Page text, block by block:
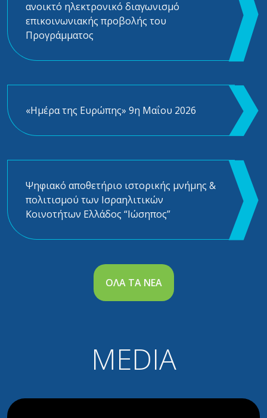
ανοικτό ηλεκτρονικό διαγωνισμό
επικοινωνιακής προβολής του
Προγράμματος
«Ημέρα της Ευρώπης» 9η Μαΐου 2026
Ψηφιακό αποθετήριο ιστορικής μνήμης &
πολιτισμού των Ισραηλιτικών
Κοινοτήτων Ελλάδος “Ιώσηπος”
ΟΛΑ ΤΑ ΝΕΑ
MEDIA